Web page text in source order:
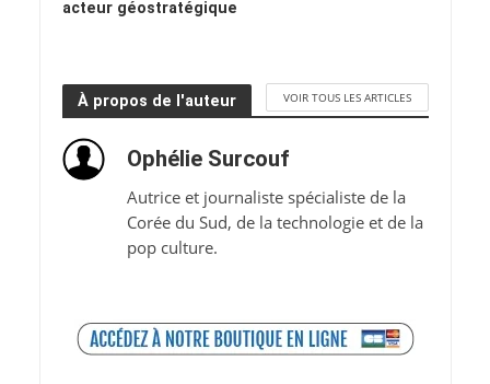
acteur géostratégique
À propos de l'auteur VOIR TOUS LES ARTICLES
Ophélie Surcouf
Autrice et journaliste spécialiste de la
Corée du Sud, de la technologie et de la
pop culture.